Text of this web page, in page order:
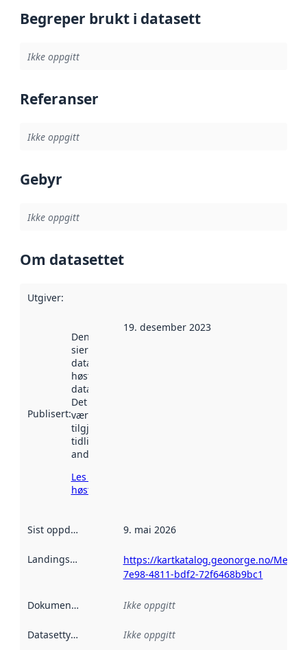
Begreper brukt i datasett
Ikke oppgitt
Referanser
Ikke oppgitt
Gebyr
Ikke oppgitt
Om datasettet
Utgiver:
Publisert:
Denne datoen
sier når
datasettet ble
høstet av
data.norge.no.
Det kan ha
vært
tilgjengelig
tidligere
andre steder.
Les mer om
høsting her
19. desember 2023
Sist oppdatert 9. mai 2026
Landingsside
https://kartkatalog.geonorge.no/
7e98-4811-bdf2-72f6468b9bc1
Dokumentasjon Ikke oppgitt
Datasettype Ikke oppgitt